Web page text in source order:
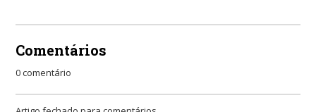
Comentários
0 comentário